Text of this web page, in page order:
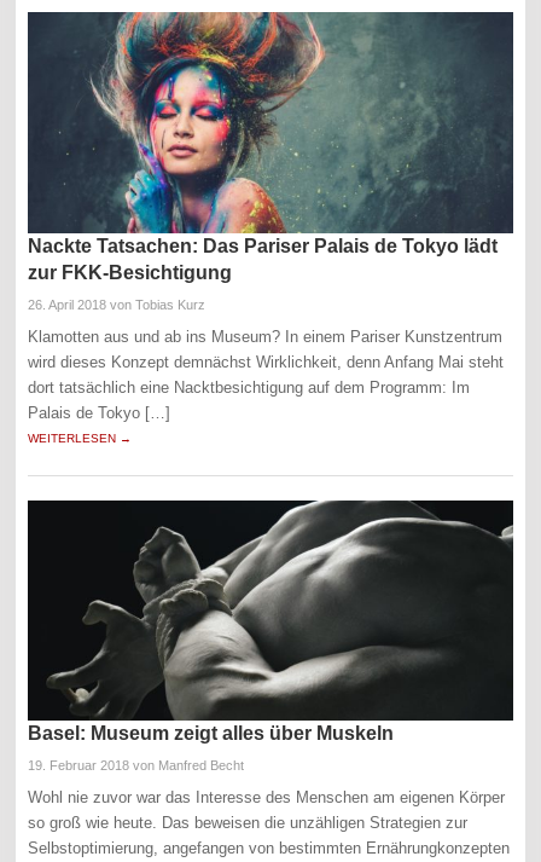
Nackte Tatsachen: Das Pariser Palais de Tokyo lädt
zur FKK-Besichtigung
26. April 2018 von Tobias Kurz
Klamotten aus und ab ins Museum? In einem Pariser Kunstzentrum
wird dieses Konzept demnächst Wirklichkeit, denn Anfang Mai steht
dort tatsächlich eine Nacktbesichtigung auf dem Programm: Im
Palais de Tokyo […]
WEITERLESEN →
Basel: Museum zeigt alles über Muskeln
19. Februar 2018 von Manfred Becht
Wohl nie zuvor war das Interesse des Menschen am eigenen Körper
so groß wie heute. Das beweisen die unzähligen Strategien zur
Selbstoptimierung, angefangen von bestimmten Ernährungkonzepten